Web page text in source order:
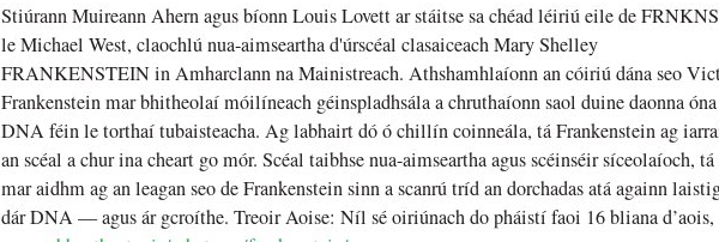
Stiúrann Muireann Ahern agus bíonn Louis Lovett ar stáitse sa chéad léiriú eile de
le Michael West, claochlú nua-aimseartha d'úrscéal clasaiceach Mary Shelley
FRANKENSTEIN in Amharclann na Mainistreach. Athshamhlaíonn an cóiriú dána seo
Frankenstein mar bhitheolaí móilíneach géinspladhsála a chruthaíonn saol duine daonna óna
DNA féin le torthaí tubaisteacha. Ag labhairt dó ó chillín coinneála, tá Frankenstein ag
an scéal a chur ina cheart go mór. Scéal taibhse nua-aimseartha agus scéinséir síceolaíoch, tá
mar aidhm ag an leagan seo de Frankenstein sinn a scanrú tríd an dorchadas atá againn
dár DNA — agus ár gcroíthe. Treoir Aoise: Níl sé oiriúnach do pháistí faoi 16 bliana d’aois,